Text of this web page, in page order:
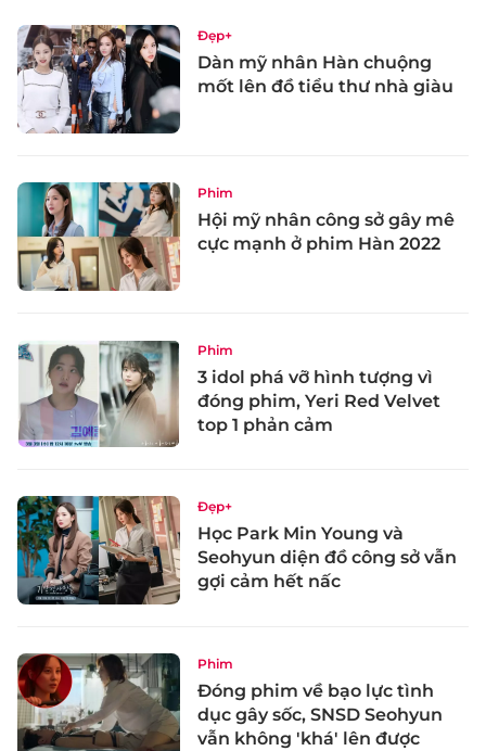
Đẹp+
Dàn mỹ nhân Hàn chuộng
mốt lên đồ tiểu thư nhà giàu
Phim
Hội mỹ nhân công sở gây mê
cực mạnh ở phim Hàn 2022
Phim
3 idol phá vỡ hình tượng vì
đóng phim, Yeri Red Velvet
top 1 phản cảm
Đẹp+
Học Park Min Young và
Seohyun diện đồ công sở vẫn
gợi cảm hết nấc
Phim
Đóng phim về bạo lực tình
dục gây sốc, SNSD Seohyun
vẫn không 'khá' lên được